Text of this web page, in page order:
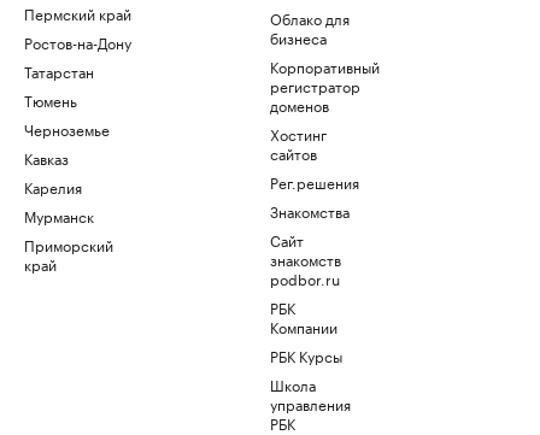
Пермский край
Ростов-на-Дону
Татарстан
Тюмень
Черноземье
Кавказ
Карелия
Мурманск
Приморский
край
Облако для
бизнеса
Корпоративный
регистратор
доменов
Хостинг
сайтов
Рег.решения
Знакомства
Сайт
знакомств
podbor.ru
РБК
Компании
РБК Курсы
Школа
управления
РБК